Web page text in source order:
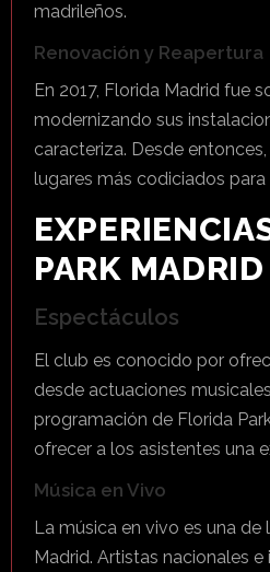
madrileños.
Renovación y Reapertura
En 2017, Florida Madrid fue
modernizando sus
caracteriza. Desde
lugares más codiciados
PARK MADRID
Espectáculos
El club es conocido por
desde actuaciones
programación de Florida
ofrecer a los asistentes una
Música en Vivo
La música en vivo es una
Madrid. Artistas nacionales